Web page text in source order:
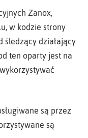
Zanox,
w kodzie strony
śledzący działający
ten oparty jest na
są przez
są